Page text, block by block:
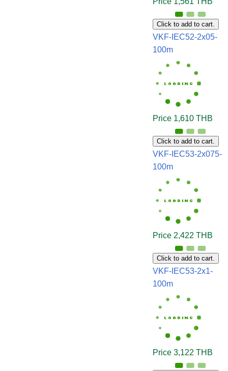
Click to add to cart.
VKF-IEC52-2x05-
100m
Price 1,610 THB
Click to add to cart.
VKF-IEC53-2x075-
100m
Price 2,422 THB
Click to add to cart.
VKF-IEC53-2x1-
100m
Price 3,122 THB